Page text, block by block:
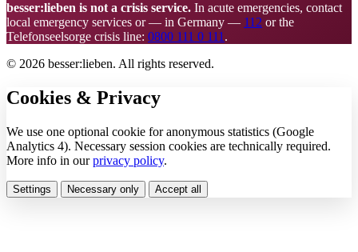
besser:lieben is not a crisis service. In acute emergencies, contact
local emergency services or — in Germany — 112 or the
Telefonseelsorge crisis line: 0800 111 0 111 .
© 2026 besser:lieben. All rights reserved.
Cookies & Privacy
We use one optional cookie for anonymous statistics (Google
Analytics 4). Necessary session cookies are technically required.
More info in ourprivacy policy.
Settings Necessary only Accept all